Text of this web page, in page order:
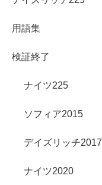
用語集
検証終了
ナイツ225
ソフィア2015
デイズリッチ2017
ナイツ2020